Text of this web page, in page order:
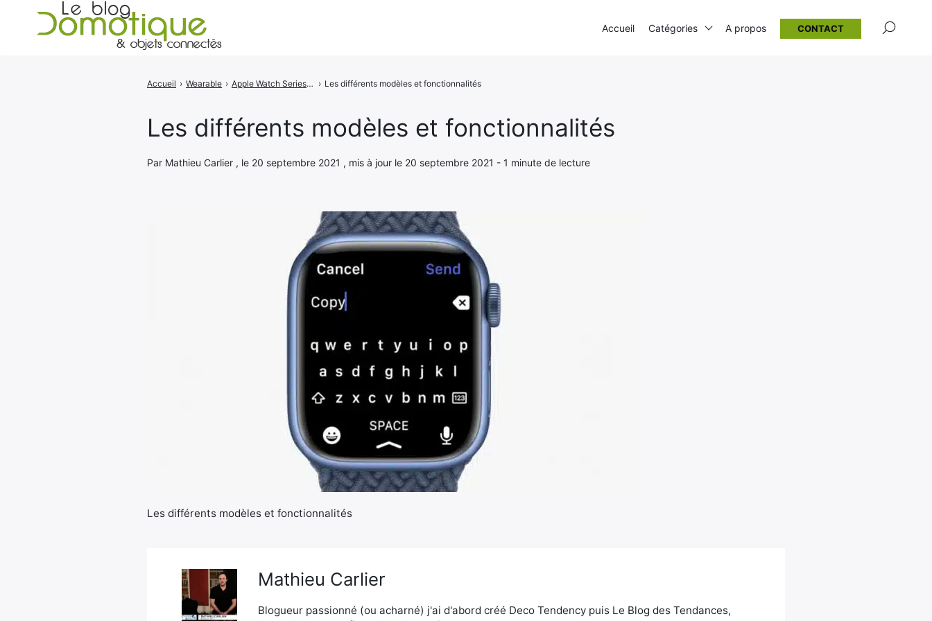
Les différents modèles et fonctionnalités
Par Mathieu Carlier , le 20 septembre 2021 , mis à jour le 20 septembre 2021 - 1 minute de lecture
Accueil › Wearable › Apple Watch Series 7 : un écran plus grand et un design modifié › Les différents modèles et fonctionnalités
Les différents modèles et fonctionnalités
Mathieu Carlier
Blogueur passionné (ou acharné) j'ai d'abord créé Deco Tendency puis Le Blog des Tendances,
Accueil Catégories A propos CONTACT
Rechercher